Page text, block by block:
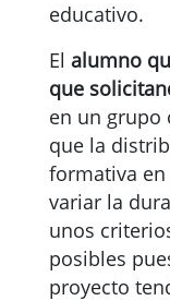
educativo.
El alumno
que
en un grupo
que la
formativa
variar la
unos
posibles
proyecto